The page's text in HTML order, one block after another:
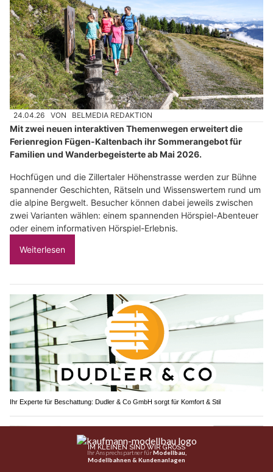
24.04.26 VON BELMEDIA REDAKTION
Mit zwei neuen interaktiven Themenwegen erweitert die
Ferienregion Fügen-Kaltenbach ihr Sommerangebot für
Familien und Wanderbegeisterte ab Mai 2026.
Hochfügen und die Zillertaler Höhenstrasse werden zur Bühne
spannender Geschichten, Rätseln und Wissenswertem rund um
die alpine Bergwelt. Besucher können dabei jeweils zwischen
zwei Varianten wählen: einem spannenden Hörspiel-Abenteuer
oder einem informativen Hörspiel-Erlebnis.
Weiterlesen
Ihr Experte für Beschattung: Dudler & Co GmbH sorgt für Komfort & Stil